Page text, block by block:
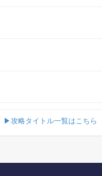
▶攻略タイトル一覧はこちら